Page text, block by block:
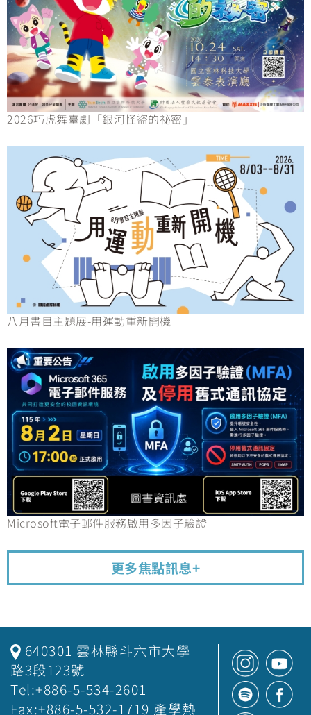
2026巧虎舞臺劇「銀河怪盜的祕密」
八月書目主題展-用運動重新開機
Microsoft電子郵件服務啟用多因子驗證
更多焦點訊息+
640301 雲林縣斗六市大學
路3段123號
Tel:+886-5-534-2601
Fax:+886-5-532-1719 產學熱